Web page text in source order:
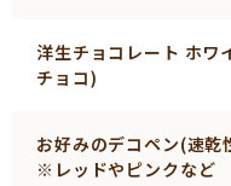
洋生チョコレート ホワ
チョコ)
お好みのデコペン(速乾
※レッドやピンクなど